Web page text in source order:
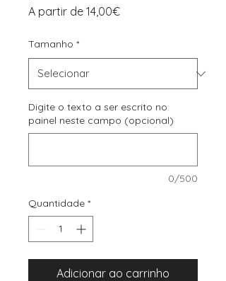
A partir de 14,00€Preço
Tamanho *
Digite o texto a ser escrito no
painel neste campo (opcional)
0/500
Quantidade *
Adicionar ao carrinho